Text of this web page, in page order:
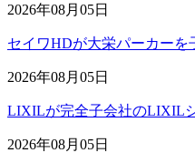
2026年08月05日
セイワHDが大栄パーカーを
2026年08月05日
LIXILが完全子会社のLIXIL
2026年08月05日